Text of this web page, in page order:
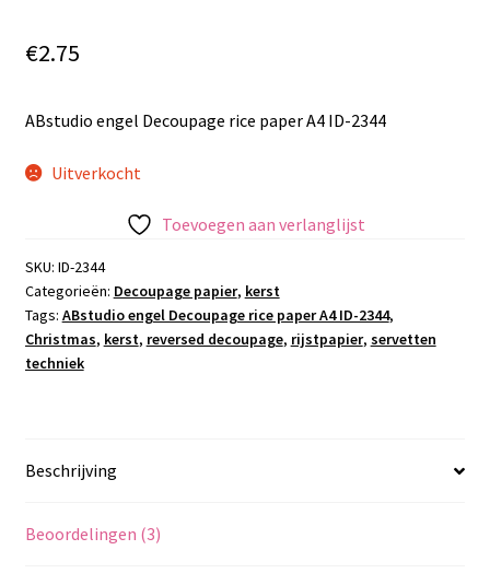
€2.75
ABstudio engel Decoupage rice paper A4 ID-2344
Uitverkocht
Toevoegen aan verlanglijst
SKU: ID-2344
Categorieën: Decoupage papier, kerst
Tags: ABstudio engel Decoupage rice paper A4 ID-2344,
Christmas, kerst, reversed decoupage, rijstpapier, servetten
techniek
Beschrijving
Beoordelingen (3)